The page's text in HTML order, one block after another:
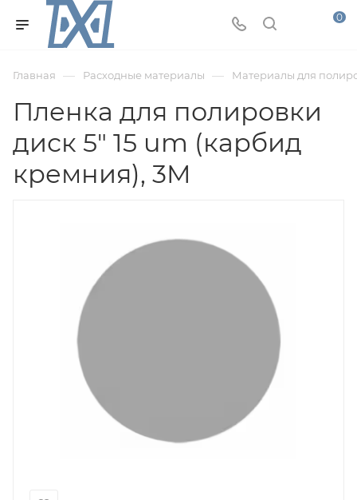
0
Главная — Расходные материалы — Материалы для
Пленка для полировки
диск 5" 15 um (карбид
кремния), 3M